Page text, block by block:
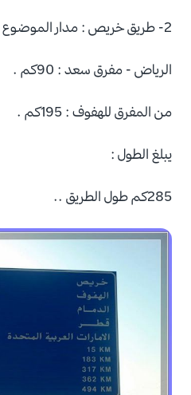
2- طريق خريص : مدار الموضوع اليوم .
الرياض - مفرق سعد : 90كم .
من المفرق للهفوف : 195كم .
يبلغ الطول :
285كم طول الطريق ..